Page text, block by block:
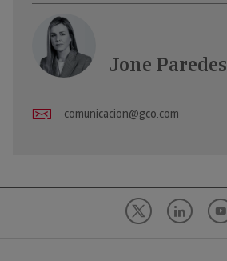
Jone Paredes
comunicacion@gco.com